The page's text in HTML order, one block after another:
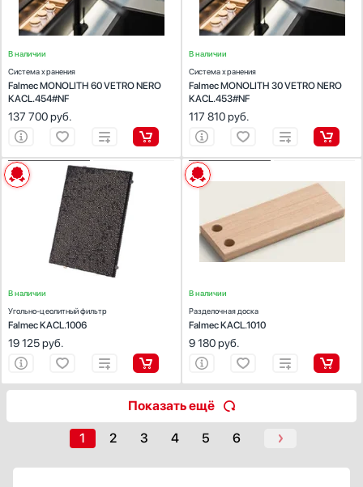
В наличии
Система хранения
Falmec MONOLITH 60 VETRO NERO
KACL.454#NF
137 700руб.
В наличии
Система хранения
Falmec MONOLITH 30 VETRO NERO
KACL.453#NF
117 810руб.
ХАРАКТЕРИСТИКИ
Предназначение: для вытяжек
В наличии
Угольно-цеолитный фильтр
Falmec KACL.1006
19 125руб.
ХАРАКТЕРИСТИКИ
Предназначение:
для кухни
неокрашенный бук
дерево
В наличии
Разделочная доска
Falmec KACL.1010
9 180руб.
Показать ещё
1 2 3 4 5 6